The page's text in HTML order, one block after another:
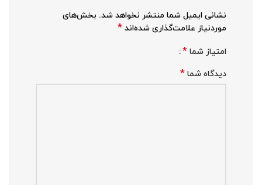
نشانی ایمیل شما منتشر نخواهد شد. بخش‌های
موردنیاز علامت‌گذاری شده‌اند *
امتیاز شما *
دیدگاه شما *